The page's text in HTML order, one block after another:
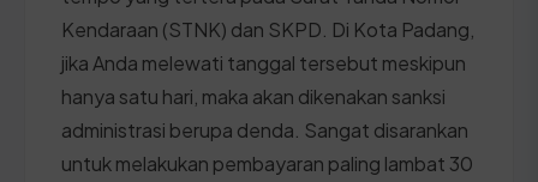
Kendaraan (STNK) dan SKPD. Di Kota Padang,
jika Anda melewati tanggal tersebut meskipun
hanya satu hari, maka akan dikenakan sanksi
administrasi berupa denda. Sangat disarankan
untuk melakukan pembayaran paling lambat 30